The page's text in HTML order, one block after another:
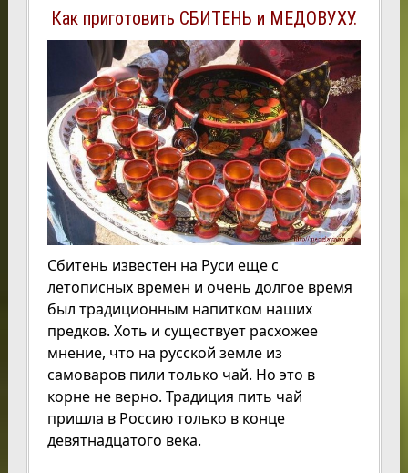
Как приготовить СБИТЕНЬ и МЕДОВУХУ.
Сбитень известен на Руси еще с
летописных времен и очень долгое время
был традиционным напитком наших
предков. Хоть и существует расхожее
мнение, что на русской земле из
самоваров пили только чай. Но это в
корне не верно. Традиция пить чай
пришла в Россию только в конце
девятнадцатого века.